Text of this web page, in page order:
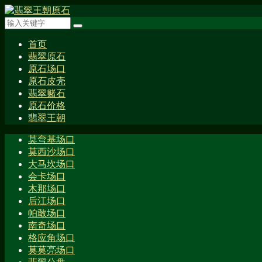
首页
翡翠原石
原石场口
原石皮壳
翡翠赌石
原石价格
翡翠王朝
莫弯基场口
莫西沙场口
大马坎场口
会卡场口
木那场口
后江场口
帕敢场口
南奇场口
格应角场口
莫莫亮场口